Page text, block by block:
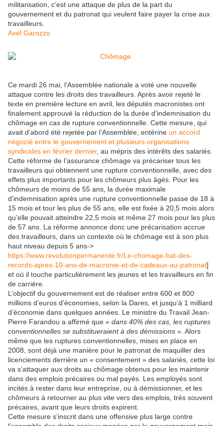
militarisation, c’est une attaque de plus de la part du
gouvernement et du patronat qui veulent faire payer la crise aux
travailleurs.
Axel Garozzo
Ce mardi 26 mai, l’Assemblée nationale a voté une nouvelle
attaque contre les droits des travailleurs. Après avoir rejeté le
texte en première lecture en avril, les députés macronistes ont
finalement approuvé la réduction de la durée d’indemnisation du
chômage en cas de rupture conventionnelle. Cette mesure, qui
avait d’abord été rejetée par l’Assemblée, entérine un accord
négocié entre le gouvernement et plusieurs organisations
syndicales en février dernier, au mépris des intérêts des salariés.
Cette réforme de l’assurance chômage va précariser tous les
travailleurs qui obtiennent une rupture conventionnelle, avec des
effets plus importants pour les chômeurs plus âgés. Pour les
chômeurs de moins de 55 ans, la durée maximale
d’indemnisation après une rupture conventionnelle passe de 18 à
15 mois et tour les plus de 55 ans, elle est fixée à 20,5 mois alors
qu’elle pouvait atteindre 22,5 mois et même 27 mois pour les plus
de 57 ans. La réforme annonce donc une précarisation accrue
des travailleurs, dans un contexte où le chômage est à son plus
haut niveau depuis 5 ans->
https://www.revolutionpermanente.fr/Le-chomage-bat-des-
records-apres-10-ans-de-macronie-et-de-cadeaux-au-patronat]
et où il touche particulièrement les jeunes et les travailleurs en fin
de carrière.
L’objectif du gouvernement est de réaliser entre 600 et 800
millions d’euros d’économies, selon la Dares, et jusqu’à 1 milliard
d’économie dans quelques années. Le ministre du Travail Jean-
Pierre Farandou a affirmé que « dans 40% des cas, les ruptures
conventionnelles se substitueraient à des démissions ». Alors
même que les ruptures conventionnelles, mises en place en
2008, sont déjà une manière pour le patronat de maquiller des
licenciements derrière un « consentement » des salariés, cette loi
va s’attaquer aux droits au chômage obtenus pour les maintenir
dans des emplois précaires ou mal payés. Les employés sont
incités à rester dans leur entreprise, ou à démissionner, et les
chômeurs à retourner au plus vite vers des emplois, très souvent
précaires, avant que leurs droits expirent.
Cette mesure s’inscrit dans une offensive plus large contre